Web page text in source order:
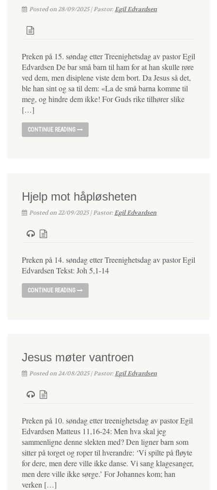
Posted on 28/09/2025 | Pastor:Egil Edvardsen
Preken på 15. søndag etter Treenighetsdag av pastor Egil
Edvardsen De bar små barn til ham for at han skulle røre
ved dem, men disiplene viste dem bort. Da Jesus så det,
ble han sint og sa til dem: «La de små barna komme til
meg, og hindre dem ikke! For Guds rike tilhører slike
[…]
CONTINUE READING
Hjelp mot håpløsheten
Posted on 22/09/2025 | Pastor:Egil Edvardsen
Preken på 14. søndag etter Treenighetsdag av pastor Egil
Edvardsen Tekst: Joh 5,1-14
CONTINUE READING
Jesus møter vantroen
Posted on 24/08/2025 | Pastor:Egil Edvardsen
Preken på 10. søndag etter treenighetsdag av pastor Egil
Edvardsen Matteus 11,16-24: Men hva skal jeg
sammenligne denne slekten med? Den ligner barn som
sitter på torget og roper til hverandre: ‘Vi spilte på fløyte
for dere, men dere ville ikke danse. Vi sang klagesanger,
men dere ville ikke sørge.’ For Johannes kom; han
verken […]